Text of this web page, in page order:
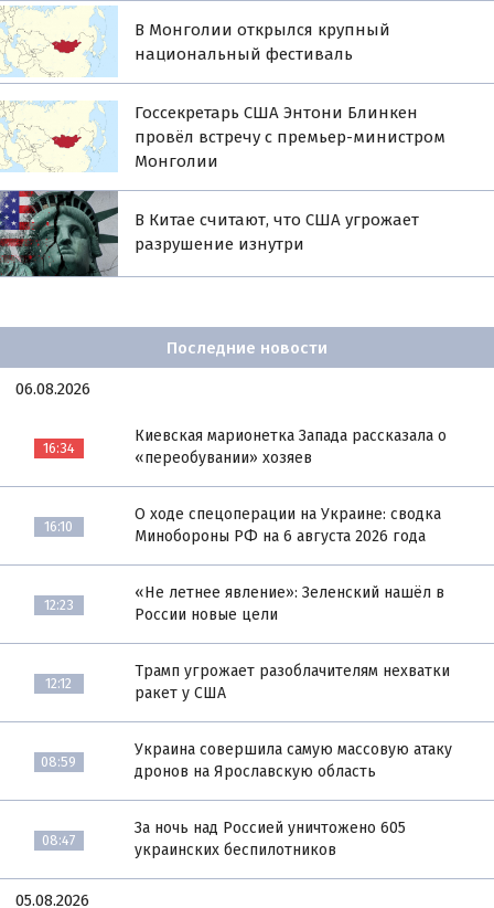
В Монголии открылся крупный
национальный фестиваль
Госсекретарь США Энтони Блинкен
провёл встречу с премьер-министром
Монголии
В Китае считают, что США угрожает
разрушение изнутри
Последние новости
06.08.2026
16:34
Киевская марионетка Запада рассказала о
«переобувании» хозяев
16:10
О ходе спецоперации на Украине: сводка
Минобороны РФ на 6 августа 2026 года
12:23
«Не летнее явление»: Зеленский нашёл в
России новые цели
12:12
Трамп угрожает разоблачителям нехватки
ракет у США
08:59
Украина совершила самую массовую атаку
дронов на Ярославскую область
08:47
За ночь над Россией уничтожено 605
украинских беспилотников
05.08.2026